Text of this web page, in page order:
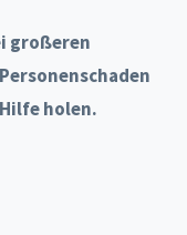
großeren
holen.